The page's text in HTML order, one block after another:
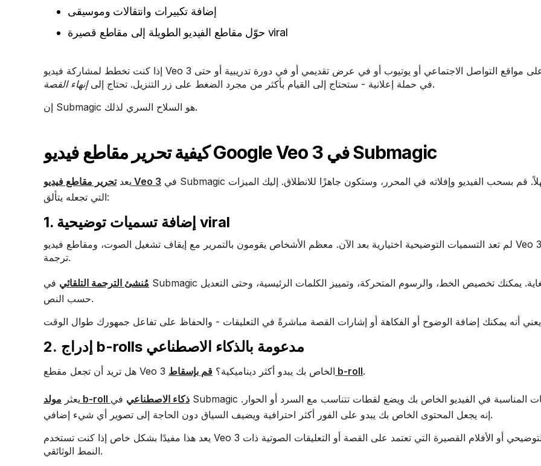
إضافة تكبيرات وانتقالات وموسيقى
حوّل مقاطع الفيديو الطويلة إلى مقاطع قصيرة viral
إذا كنت تخطط لمشاركة فيديو Veo 3 الخاص بك على مواقع التواصل الاجتماعي أو يوتيوب أو في عرض تقديمي أو في دورة تدريبية أو حتى
في حملة إعلانية - ستحتاج إلى القيام بأكثر من مجرد الضغط على زر التنزيل. تحتاج إلىإنهاء القصة
.
إن Submagic هو السلاح السري لذلك.
كيفية تحرير مقاطع فيديو Google Veo 3 في Submagic
يعد تحرير مقاطع فيديو Veo 3
التي تجعله يتألق:
1. إضافة تسميات توضيحية viral
لم تعد التسميات التوضيحية اختيارية بعد الآن. معظم الأشخاص يقومون بالتمرير مع إيقاف تشغيل الصوت، ومقاطع فيديو Veo 3 لا تأتي مع
ترجمة.
مُنشئ الترجمة التلقائي في Submagic دقيق للغاية. يمكنك تخصيص الخط، والرسوم المتحركة، وتمييز الكلمات الرئيسية، وحتى التعديل
حسب النص.
2. إدراج b-rolls مدعومة بالذكاء الاصطناعي
هل تريد أن تجعل مقطع Veo 3 الخاص بك يبدو أكثر ديناميكية؟ قم بإسقاط b-roll.
يعثر مولد b-roll ذكاء الاصطناعي في Submagic على اللحظات المناسبة في الفيديو الخاص بك ويضع لقطات تتناسب مع السرد أو الحوار.
إنه يجعل المحتوى الخاص بك يبدو على الفور أكثر احترافية ويضيف السياق دون الحاجة إلى تصوير أي شيء إضافي.
يعد هذا مفيدًا بشكل خاص إذا كنت تستخدم Veo 3 للمحتوى التوضيحي أو الأفلام القصيرة التي تعتمد على القصة أو التعليقات الصوتية ذات
النمط الوثائقي.